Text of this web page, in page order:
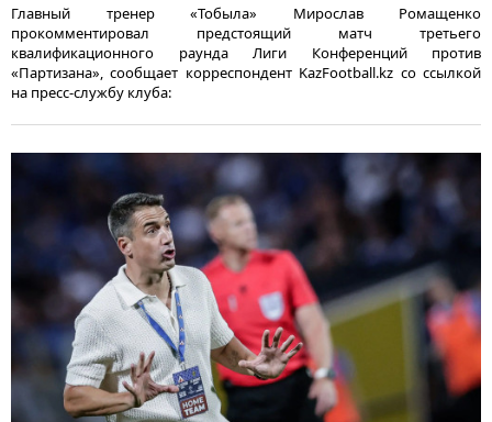
Главный тренер «Тобыла» Мирослав Ромащенко
прокомментировал предстоящий матч третьего
квалификационного раунда Лиги Конференций против
«Партизана», сообщает корреспондент KazFootball.kz со ссылкой
на пресс-службу клуба: